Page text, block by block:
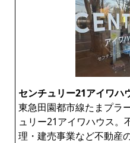
センチュリー21アイワハ
東急田園都市線たまプラ
ュリー21アイワハウス。
理・建売事業など不動産